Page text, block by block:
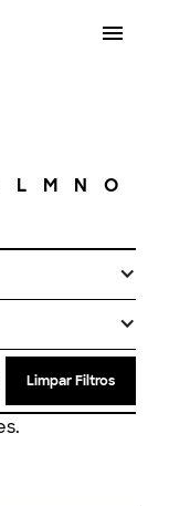
L M N O
Limpar Filtros